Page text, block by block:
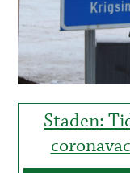
MAINOSTAJILLE
Staden: